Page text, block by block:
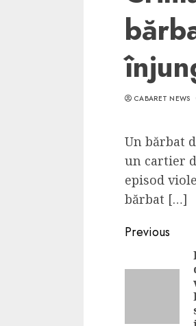
CABARET NEWS
Un bărbat
un cartier
episod
bărbat […]
Continue
Reading
Previous